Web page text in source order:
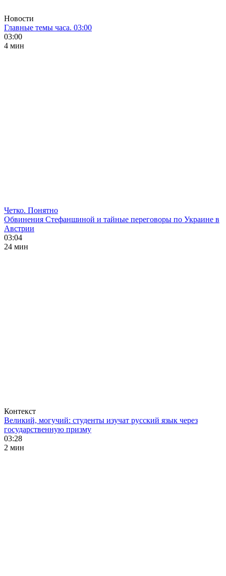
Новости
Главные темы часа. 03:00
03:00
4 мин
Четко. Понятно
Обвинения Стефаншиной и тайные переговоры по Украине в
Австрии
03:04
24 мин
Контекст
Великий, могучий: студенты изучат русский язык через
государственную призму
03:28
2 мин